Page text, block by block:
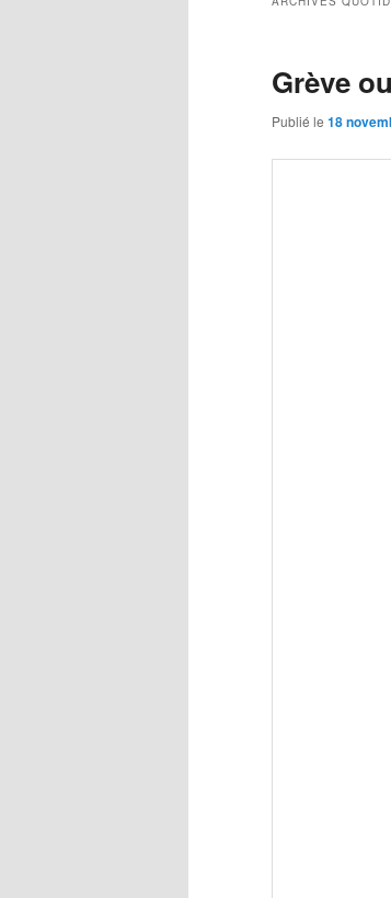
Grève
Publié le 18